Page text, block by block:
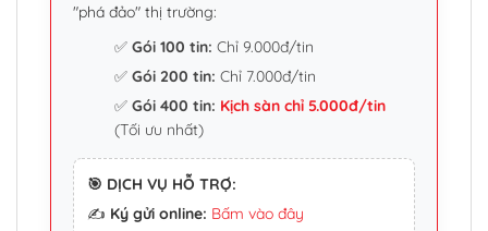
"phá đảo" thị trường:
✅Gói 100 tin: Chỉ 9.000đ/tin
✅Gói 200 tin: Chỉ 7.000đ/tin
✅Gói 400 tin: Kịch sàn chỉ 5.000đ/tin
(Tối ưu nhất)
🎯 DỊCH VỤ HỖ TRỢ:
✍️ Ký gửi online: Bấm vào đây